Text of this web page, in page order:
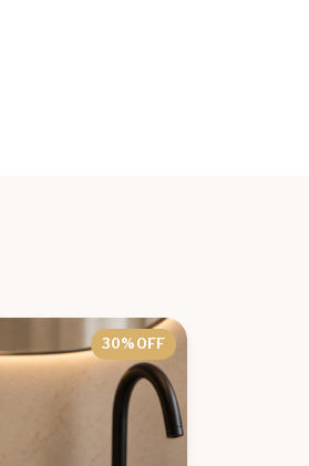
30% OFF